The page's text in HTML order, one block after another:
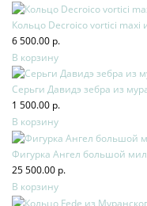
Кольцо Decroico vortici maxi
6 500.00 р.
В корзину
Серьги Давидэ зебра из
1 500.00 р.
В корзину
Фигурка Ангел большой
25 500.00 р.
В корзину